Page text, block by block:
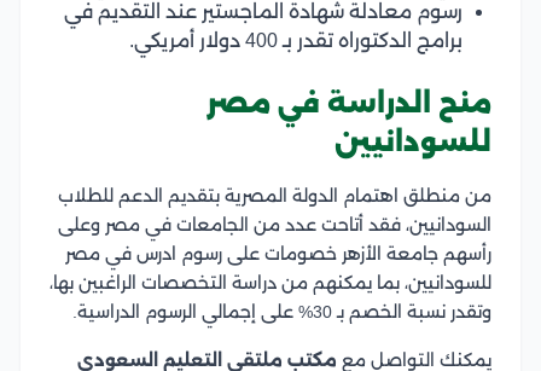
رسوم معادلة شهادة الماجستير عند التقديم في
برامج الدكتوراه تقدر بـ 400 دولار أمريكي.
منح الدراسة في مصر
للسودانيين
من منطلق اهتمام الدولة المصرية بتقديم الدعم للطلاب
السودانيين، فقد أتاحت عدد من الجامعات في مصر وعلى
رأسهم جامعة الأزهر خصومات على رسوم ادرس في مصر
للسودانيين، بما يمكنهم من دراسة التخصصات الراغبين بها،
وتقدر نسبة الخصم بـ 30% على إجمالي الرسوم الدراسية.
يمكنك التواصل مع مكتب ملتقى التعليم السعودي